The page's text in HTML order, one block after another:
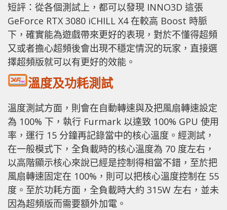
短評：從各個測試上，都可以發現 INNO3D 這張
GeForce RTX 3080 iCHILL X4 在較高 Boost 時脈
下，確實能為遊戲帶來更好的表現，對於不懂得超頻
又或者擔心超頻後會出現不穩定情況的玩家，直接選
擇超頻版就可以有更好的效能。
溫度及功耗測試
溫度測試方面，則會在自動轉速與及把風扇轉速設定
為 100% 下，執行 Furmark 以達致 100% GPU 使用
率，運行 15 分鐘再記錄當中的核心溫度。經測試，
在一般模式下，全負載時的核心溫度為 70 度左右，
以高階顯示核心來說已經是控制得相當不錯，至於把
風扇轉速固定在 100%，則可以把核心溫度控制在 55
度。至於功耗方面，全負載時大約 315W 左右，並未
因為超頻版而需要額外加電。